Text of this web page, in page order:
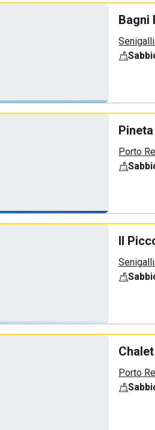
Bagni
Porto
Il
Porto